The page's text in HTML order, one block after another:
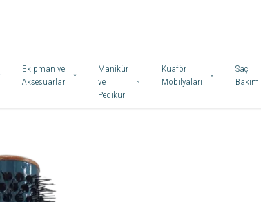
Ekipman ve
Aksesuarlar
Manikür
ve
Pedikür
Kuaför
Mobilyaları
Saç
Bakımı